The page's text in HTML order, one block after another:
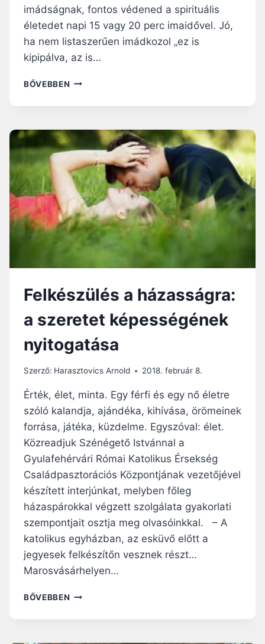
imádságnak, fontos védened a spirituális
életedet napi 15 vagy 20 perc imaidővel. Jó,
ha nem listaszerűen imádkozol „ez is
kipipálva, az is…
BŐVEBBEN MÁSODPERCEKIG
Felkészülés a házasságra:
a szeretet képességének
nyitogatása
Szerző: Harasztovics Arnold 2018. február 8.
Érték, élet, minta. Egy férfi és egy nő életre
szóló kalandja, ajándéka, kihívása, örömeinek
forrása, játéka, küzdelme. Egyszóval: élet.
Közreadjuk Szénégető Istvánnal a
Gyulafehérvári Római Katolikus Érsekség
Családpasztorációs Központjának vezetőjével
készített interjúnkat, melyben főleg
házaspárokkal végzett szolgálata gyakorlati
szempontjait osztja meg olvasóinkkal. – A
katolikus egyházban, az esküvő előtt a
jegyesek felkészítőn vesznek részt…
Marosvásárhelyen…
BŐVEBBEN FELKÉSZÜLÉS